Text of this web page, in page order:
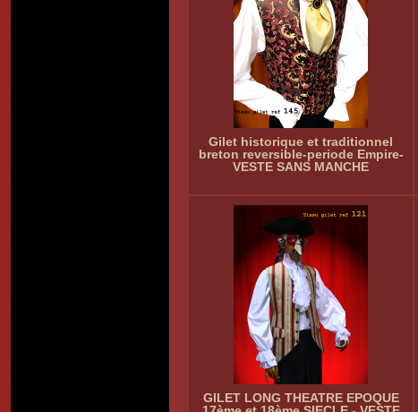
Gilet historique et traditionnel
breton reversible-periode Empire-
VESTE SANS MANCHE
GILET LONG THEATRE EPOQUE